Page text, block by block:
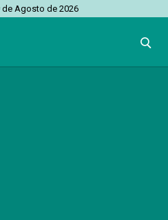
de Agosto de 2026